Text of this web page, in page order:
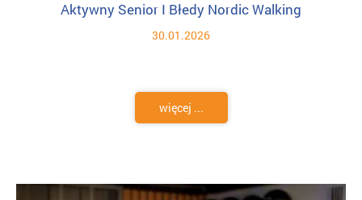
Aktywny Senior I Błedy Nordic Walking
30.01.2026
więcej ...